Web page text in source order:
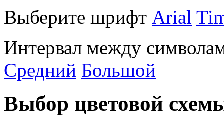
Выберите шрифт Arial
Интервал между
Средний Большой
Выбор цветовой